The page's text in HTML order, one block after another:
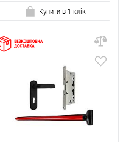
Купити в 1 клік